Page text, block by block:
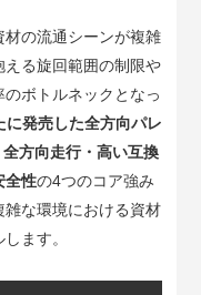
ES
の流通シーンが複雑
る旋回範囲の制限や
ボトルネックとなっ
発売した全方向パレ
全方向走行・高い互換
全性の4つのコア強み
な環境における資材
ます。